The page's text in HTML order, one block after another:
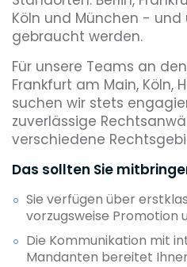
Köln und München - und
gebraucht werden.
Für unsere Teams an
Frankfurt am Main, Köln,
suchen wir stets
zuverlässige
verschiedene
Das sollten Sie
Sie verfügen über
vorzugsweise Promotion
Die Kommunikation mit
Mandanten bereitet